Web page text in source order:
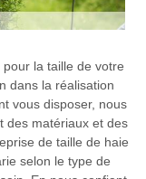
la taille de votre
dans la réalisation
vous disposer, nous
des matériaux et des
de taille de haie
selon le type de